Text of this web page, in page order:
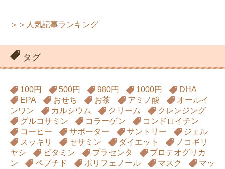
＞＞人気記事ランキング
タグ
100円 500円 980円 1000円
DHA
EPA
おせち お茶 アミノ酸
オールイ
ンワン
カルシウム クリーム
クレンジング
グルコサミン
コラーゲン
コンドロイチン
コーヒー
サポーター サントリー
ジェル
スッキリ
セサミン ダイエット
ノコギリ
ヤシ
ビタミン プラセンタ
プロテオグリカ
ン
ペプチド ポリフェノール マスク
マッ